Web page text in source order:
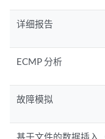
详细报告
ECMP 分析
故障模拟
基于文件的数据插入